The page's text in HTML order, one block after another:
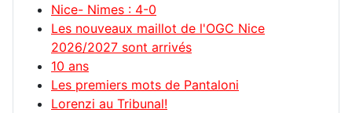
Nice- Nimes : 4-0
Les nouveaux maillot de l'OGC Nice
2026/2027 sont arrivés
10 ans
Les premiers mots de Pantaloni
Lorenzi au Tribunal!